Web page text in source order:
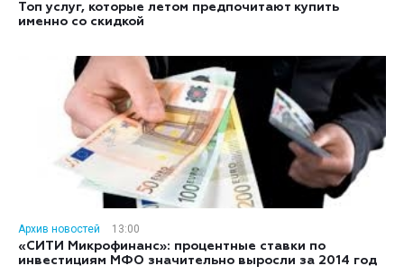
Топ услуг, которые летом предпочитают купить
именно со скидкой
Архив новостей
13:00
«СИТИ Микрофинанс»: процентные ставки по
инвестициям МФО значительно выросли за 2014 год